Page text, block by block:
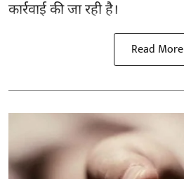
कार्रवाई की जा रही है।
Read More